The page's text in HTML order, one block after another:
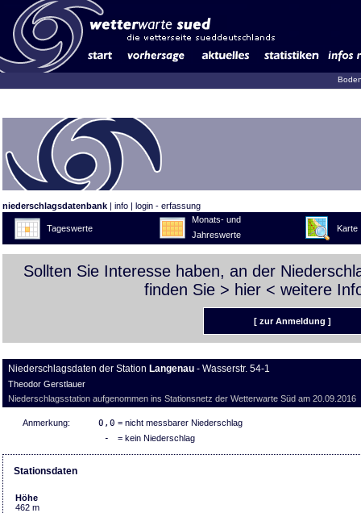
niederschlagsdatenbank | info | login - erfassung
Tageswerte
Monats- und
Jahreswerte
Karte
Sollten Sie Interesse haben, an der
finden Sie > hier < weitere
[ zur Anmeldung ]
Niederschlagsdaten der Station Langenau - Wasserstr. 54-1
Theodor Gerstlauer
Niederschlagsstation aufgenommen ins Stationsnetz der Wetterwarte Süd am 20.09.2016
Anmerkung: 0,0 = nicht messbarer Niederschlag
- = kein Niederschlag
Stationsdaten
Höhe
462 m